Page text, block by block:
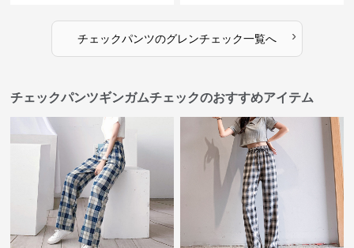
チェックパンツのグレンチェック一覧へ ›
チェックパンツギンガムチェックのおすすめアイテム